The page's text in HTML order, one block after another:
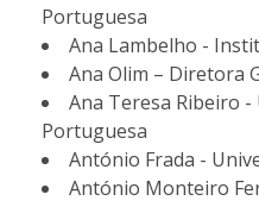
Portuguesa
Ana Lambelho -
Ana Olim – Diretora
Ana Teresa Ribeiro -
Portuguesa
António Frada -
António Monteiro